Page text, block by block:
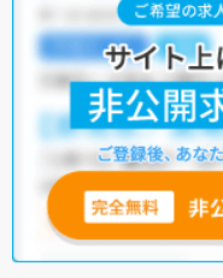
堺市堺区の言語聴覚士求人
積極採用中・新卒OK・
・介護福祉施設・訪問
他の条件でも人気の求人が
いただくか、お気軽にお問
全国の言語聴覚士求人
無料転職支援サービス
にお
グした上で求人をご提案いた